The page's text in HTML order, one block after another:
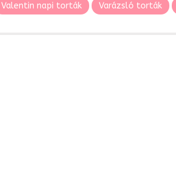
Valentin napi torták Varázsló torták